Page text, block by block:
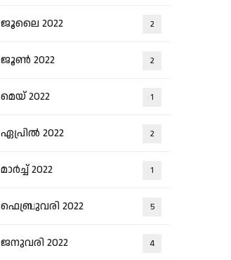
ജൂലൈ 2022 2
ജൂൺ 2022 2
മെയ്‌ 2022 1
ഏപ്രിൽ 2022 2
മാർച്ച്‌ 2022 1
ഫെബ്രുവരി 2022 5
ജനുവരി 2022 4